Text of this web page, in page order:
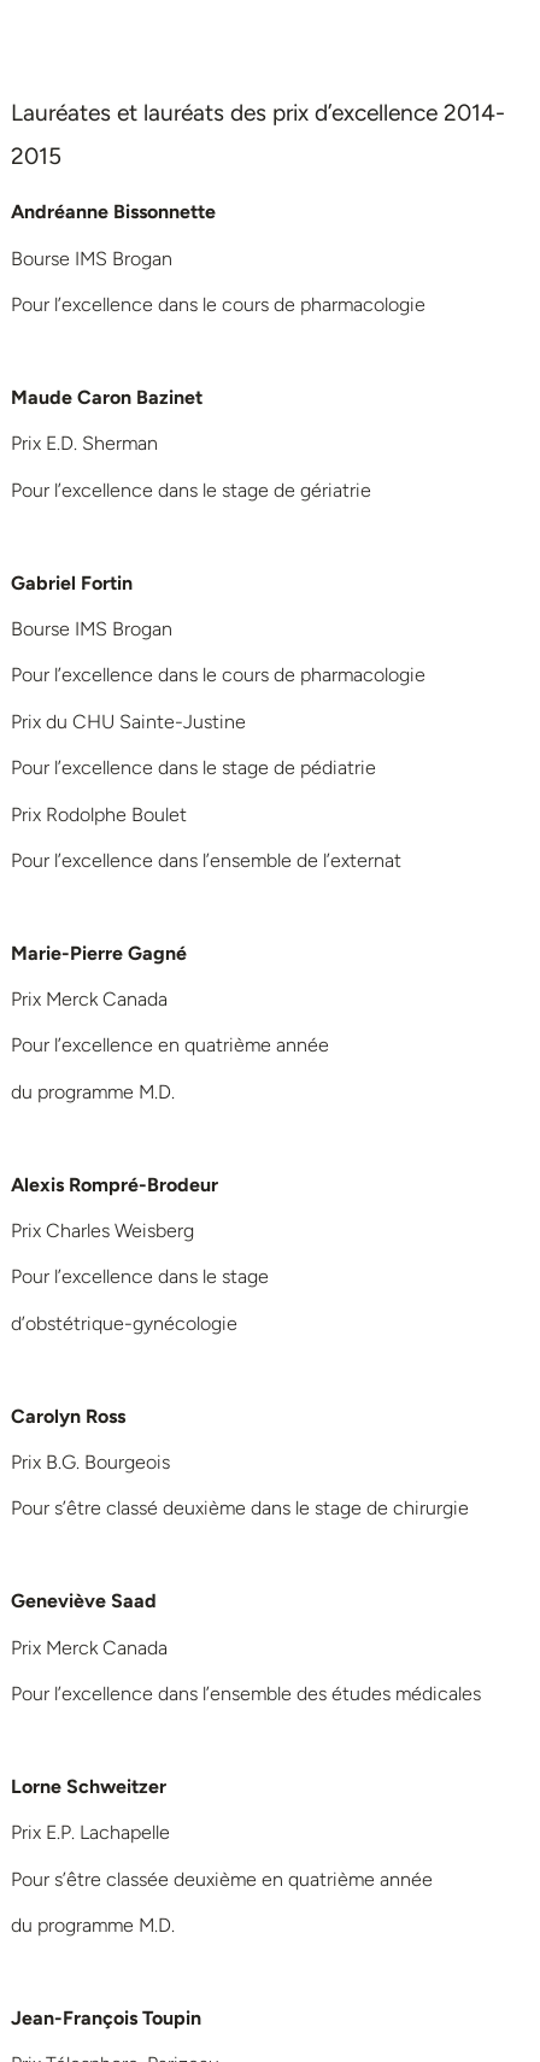
Lauréates et lauréats des prix d’excellence 2014-
2015
Andréanne Bissonnette
Bourse IMS Brogan
Pour l’excellence dans le cours de pharmacologie
Maude Caron Bazinet
Prix E.D. Sherman
Pour l’excellence dans le stage de gériatrie
Gabriel Fortin
Bourse IMS Brogan
Pour l’excellence dans le cours de pharmacologie
Prix du CHU Sainte-Justine
Pour l’excellence dans le stage de pédiatrie
Prix Rodolphe Boulet
Pour l’excellence dans l’ensemble de l’externat
Marie-Pierre Gagné
Prix Merck Canada
Pour l’excellence en quatrième année
du programme M.D.
Alexis Rompré-Brodeur
Prix Charles Weisberg
Pour l’excellence dans le stage
d’obstétrique-gynécologie
Carolyn Ross
Prix B.G. Bourgeois
Pour s’être classé deuxième dans le stage de chirurgie
Geneviève Saad
Prix Merck Canada
Pour l’excellence dans l’ensemble des études médicales
Lorne Schweitzer
Prix E.P. Lachapelle
Pour s’être classée deuxième en quatrième année
du programme M.D.
Jean-François Toupin